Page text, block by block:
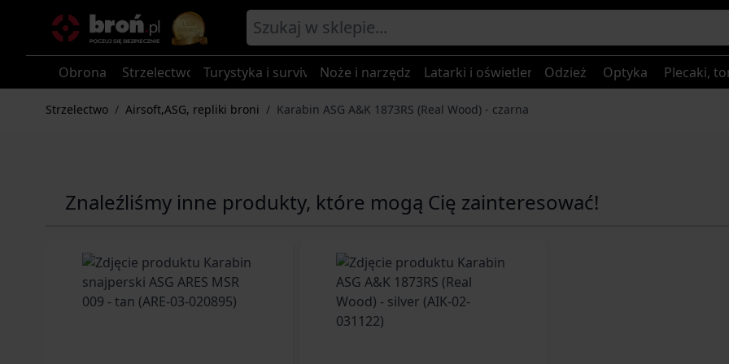
Obrona Strzelectwo Turystyka i survival Noże i narzędzia Latarki i oświetlenieOdzież Optyka Plecaki,
Strzelectwo / Airsoft,ASG, repliki broni / Karabin ASG A&K 1873RS (Real Wood) - czarna
Znaleźliśmy inne produkty, które mogą Cię zainteresować!